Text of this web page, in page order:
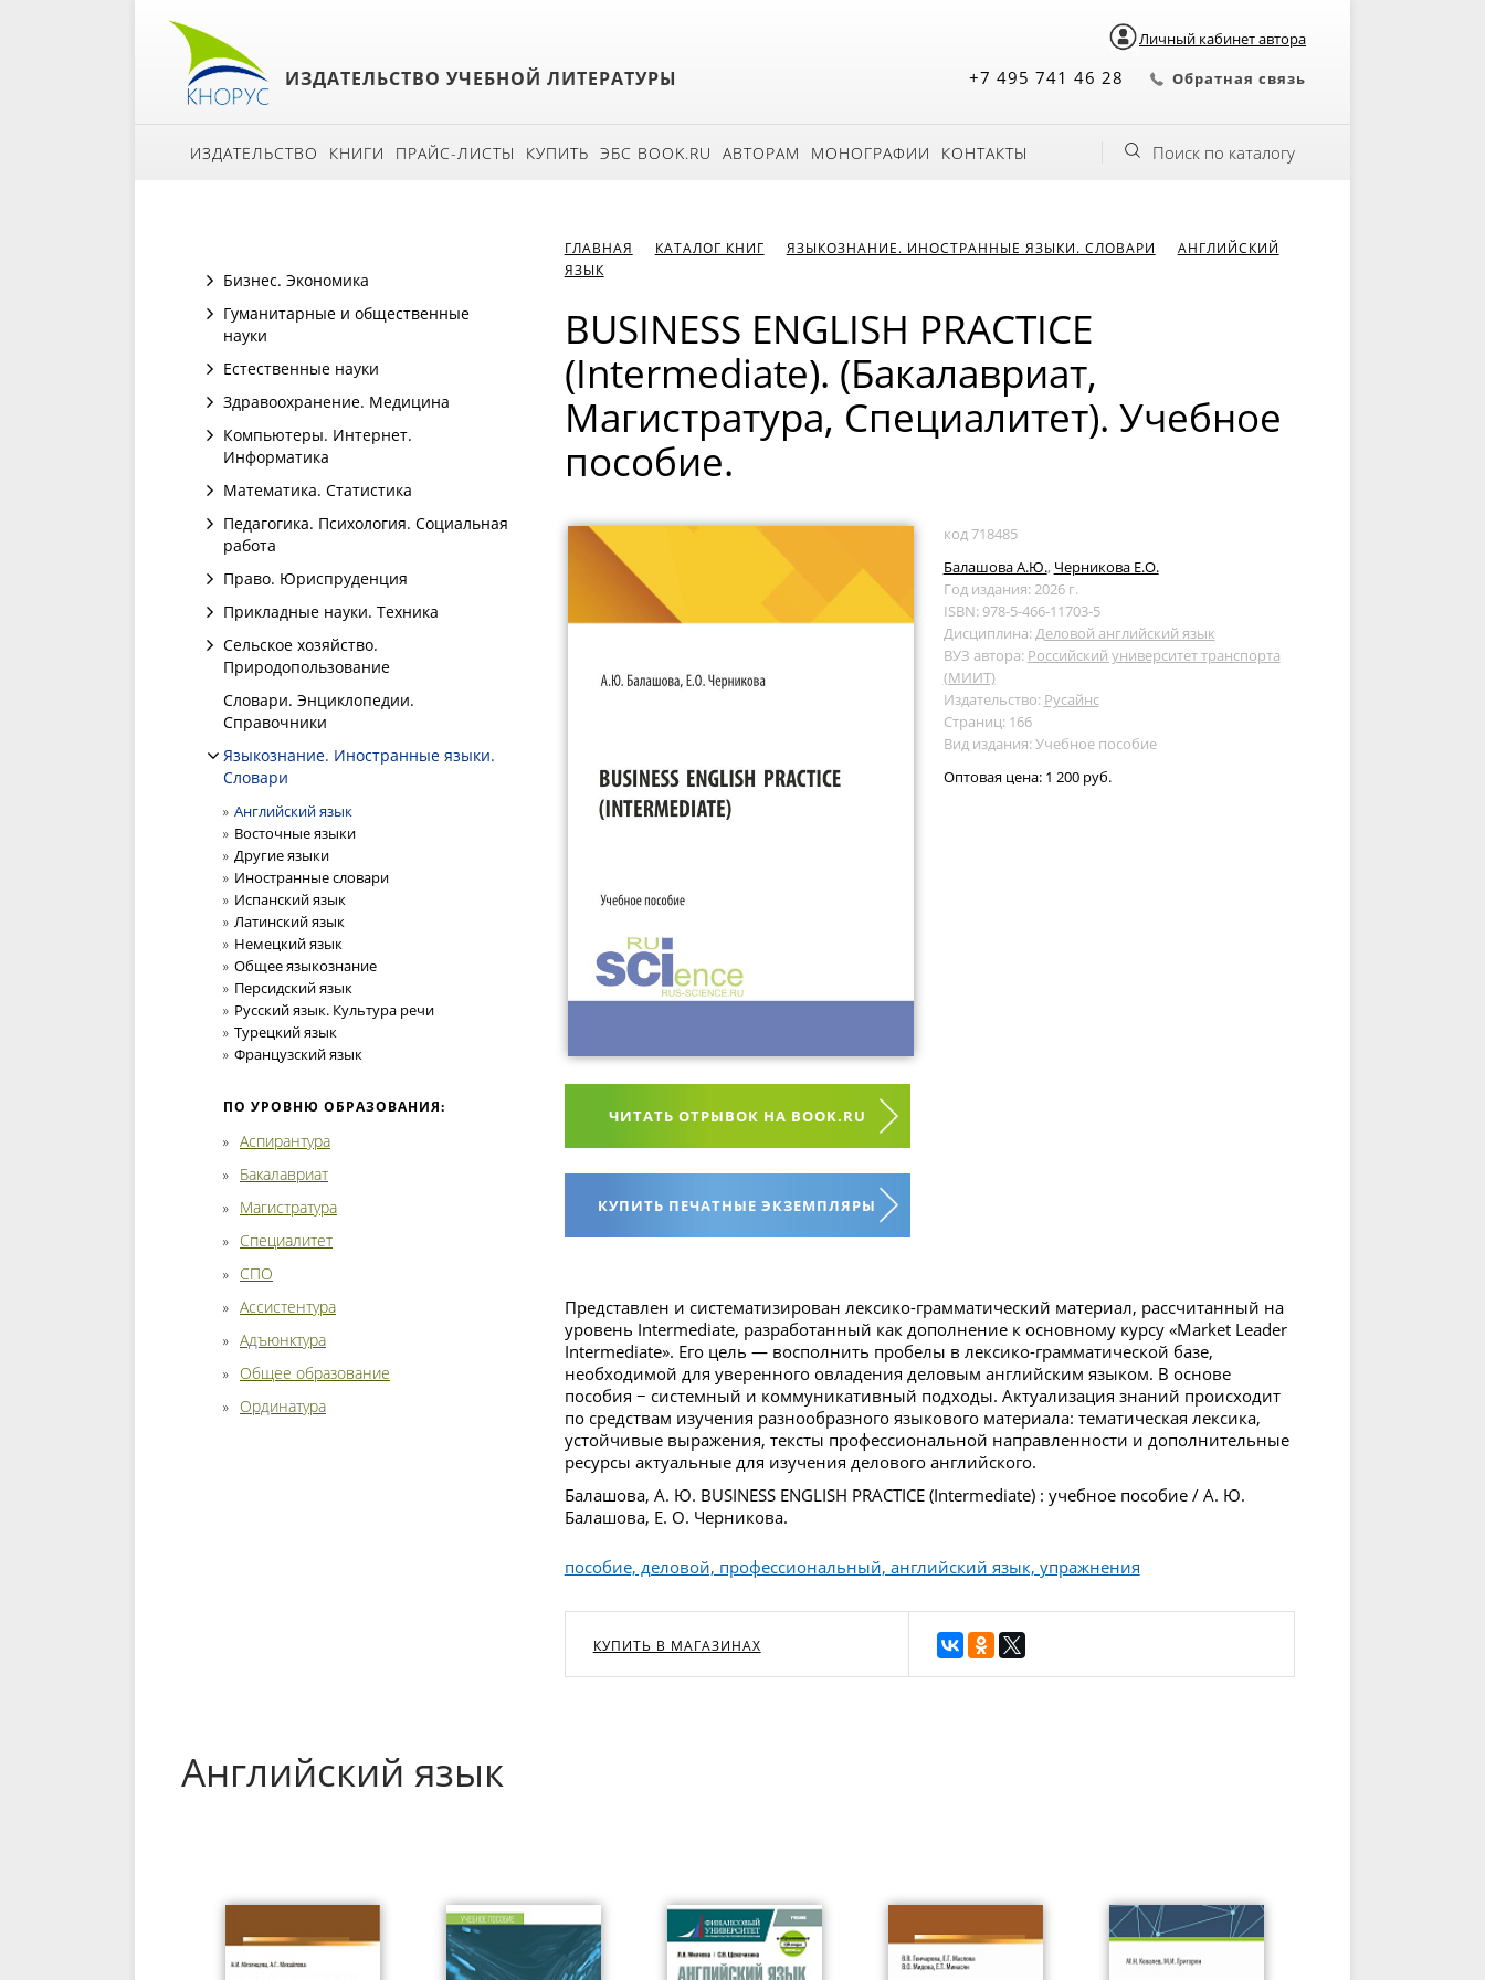
Личный кабинет автора
ИЗДАТЕЛЬСТВО УЧЕБНОЙ ЛИТЕРАТУРЫ +7 495 741 46 28 Обратная связь
ИЗДАТЕЛЬСТВО КНИГИ ПРАЙС-ЛИСТЫ КУПИТЬ ЭБС BOOK.RU АВТОРАМ МОНОГРАФИИ КОНТАКТЫ Поиск по каталогу
Бизнес. Экономика
Гуманитарные и общественные
науки
Естественные науки
Здравоохранение. Медицина
Компьютеры. Интернет.
Информатика
Математика. Статистика
Педагогика. Психология. Социальная
работа
Право. Юриспруденция
Прикладные науки. Техника
Сельское хозяйство.
Природопользование
Словари. Энциклопедии.
Справочники
Языкознание. Иностранные языки.
Словари
Английский язык
Восточные языки
Другие языки
Иностранные словари
Испанский язык
Латинский язык
Немецкий язык
Общее языкознание
Персидский язык
Русский язык. Культура речи
Турецкий язык
Французский язык
ПО УРОВНЮ ОБРАЗОВАНИЯ:
Аспирантура
Бакалавриат
Магистратура
Специалитет
СПО
Ассистентура
Адъюнктура
Общее образование
Ординатура
ГЛАВНАЯ КАТАЛОГ КНИГ ЯЗЫКОЗНАНИЕ. ИНОСТРАННЫЕ ЯЗЫКИ. СЛОВАРИ
АНГЛИЙСКИЙ
ЯЗЫК
BUSINESS ENGLISH PRACTICE
(Intermediate). (Бакалавриат,
Магистратура, Специалитет). Учебное
пособие.
ЧИТАТЬ ОТРЫВОК НА BOOK.RU
КУПИТЬ ПЕЧАТНЫЕ ЭКЗЕМПЛЯРЫ
код 718485
Балашова А.Ю., Черникова Е.О.
Год издания: 2026 г.
ISBN: 978-5-466-11703-5
Дисциплина:Деловой английский язык
ВУЗ автора: Российский университет транспорта
(МИИТ)
Издательство: Русайнс
Страниц: 166
Вид издания: Учебное пособие
Оптовая цена: 1 200 руб.
Представлен и систематизирован лексико-грамматический материал, рассчитанный на
уровень Intermediate, разработанный как дополнение к основному курсу «Market Leader
Intermediate». Его цель — восполнить пробелы в лексико-грамматической базе,
необходимой для уверенного овладения деловым английским языком. В основе
пособия − системный и коммуникативный подходы. Актуализация знаний происходит
по средствам изучения разнообразного языкового материала: тематическая лексика,
устойчивые выражения, тексты профессиональной направленности и дополнительные
ресурсы актуальные для изучения делового английского.
Балашова, А. Ю. BUSINESS ENGLISH PRACTICE (Intermediate) : учебное пособие / А. Ю.
Балашова, Е. О. Черникова.
пособие, деловой, профессиональный, английский язык, упражнения
КУПИТЬ В МАГАЗИНАХ
Английский язык